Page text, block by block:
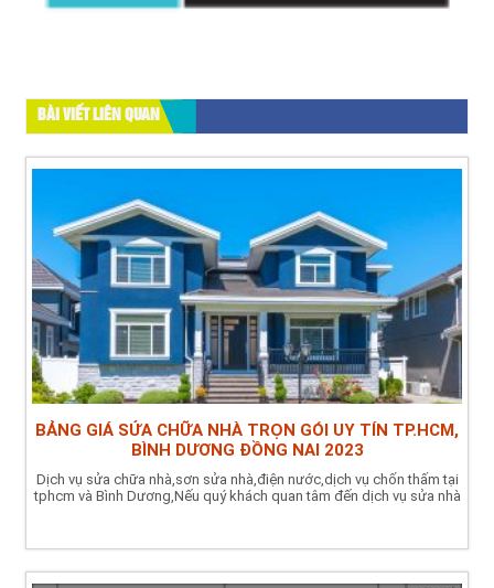
BÀI VIẾT LIÊN QUAN
BẢNG GIÁ SỬA CHỮA NHÀ TRỌN GÓI UY TÍN TP.HCM,
BÌNH DƯƠNG ĐỒNG NAI 2023
Dịch vụ sửa chữa nhà,sơn sửa nhà,điện nước,dịch vụ chốn thấm tại
tphcm và Bình Dương,Nếu quý khách quan tâm đến dịch vụ sửa nhà